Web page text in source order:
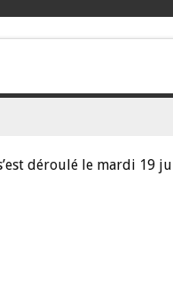
déroulé le mardi 19